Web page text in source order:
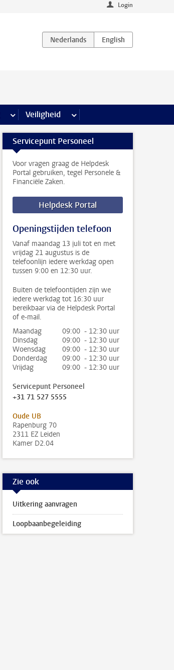
Login
meer Communicatie & Marketing pagina’s
Veiligheid meer Veiligheid pagina’s
Servicepunt Personeel
Voor vragen graag de Helpdesk
Portal gebruiken, tegel Personele &
Financiële Zaken.
Helpdesk Portal
Openingstijden telefoon
Vanaf maandag 13 juli tot en met
vrijdag 21 augustus is de
telefoonlijn iedere werkdag open
tussen 9:00 en 12:30 uur.
Buiten de telefoontijden zijn we
iedere werkdag tot 16:30 uur
bereikbaar via de Helpdesk Portal
of e-mail.
Maandag
09:00 - 12:30 uur
Dinsdag
09:00 - 12:30 uur
Woensdag
09:00 - 12:30 uur
Donderdag
09:00 - 12:30 uur
Vrijdag
09:00 - 12:30 uur
Servicepunt Personeel
+31 71 527 5555
Oude UB
Rapenburg 70
2311 EZ Leiden
Kamer D2.04
Zie ook
Uitkering aanvragen
Loopbaanbegeleiding